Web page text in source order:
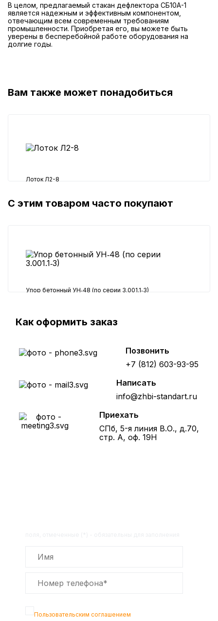
В целом, предлагаемый стакан дефлектора СБ10А-1
является надежным и эффективным компонентом,
отвечающим всем современным требованиям
промышленности. Приобретая его, вы можете быть
уверены в бесперебойной работе оборудования на
долгие годы.
Вам также может понадобиться
Лоток Л2-8
9709 ₽
С этим товаром часто покупают
Упор бетонный УН‑48 (по серии 3.001.1‑3)
Как оформить заказ
Позвонить
+7 (812) 603-93-95
Написать
info@zhbi-standart.ru
Приехать
СПб, 5-я линия В.О., д.70,
стр. А, оф. 19Н
Пользовательским соглашением